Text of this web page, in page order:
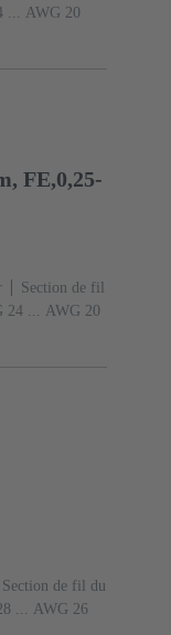
... AWG 20
FE,0,25-
Section de fil
24 ... AWG 20
Section de fil du
... AWG 26